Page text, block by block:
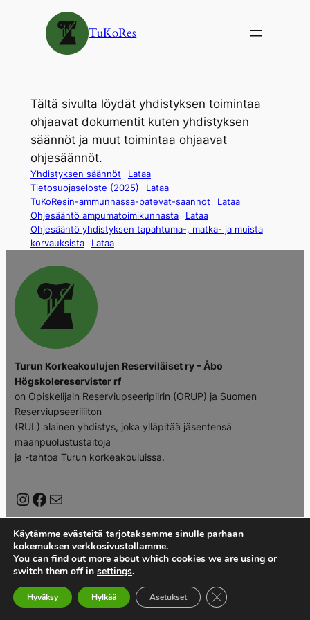
sisältöön
TuKoRes
Tältä sivulta löydät yhdistyksen toimintaa
ohjaavat dokumentit kuten yhdistyksen
säännöt ja muut toimintaa ohjaavat
ohjesäännöt.
Yhdistyksen säännöt
Lataa
Tietosuojaseloste (2025)
Lataa
TuKoResin-ammunnassa-patevat-saannot
Lataa
Ohjesääntö ampumatoimikunnasta
Lataa
Ohjesääntö yhdistyksen tapahtuma-, matka- ja muista
korvauksista
Lataa
Turun Korkeakoulujen Reserviläiset ry – Åbo
Högskolereservister rf
on Opiskelijain Reserviupseeripiirin (ORUP) ja Suomen
Reserviupseeriliiton
(RUL) alainen yhdistys, joka ylläpitää jäsentensä
maanpuolustustaitoja
ja -tahtoa Turun korkeakouluissa.
Instagram
Facebook
Mail
Käytämme evästeitä tarjotaksemme sinulle parhaan
kokemuksen verkkosivustollamme.
You can find out more about which cookies we are using or
switch them off in settings.
Hyväksy Hylkää Asetukset Sulje evästebanneri